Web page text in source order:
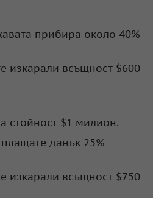
прибира около 40%
изкарали всъщност $600
стойност $1 милион.
данък 25%
изкарали всъщност $750